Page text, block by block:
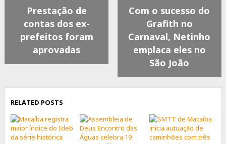
Prestação de
contas dos ex-
prefeitos foram
aprovadas
Com o sucesso do
Grafith no
Carnaval, Netinho
emplaca eles no
São João
RELATED POSTS